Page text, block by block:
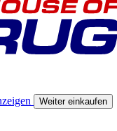
Weiter einkaufen